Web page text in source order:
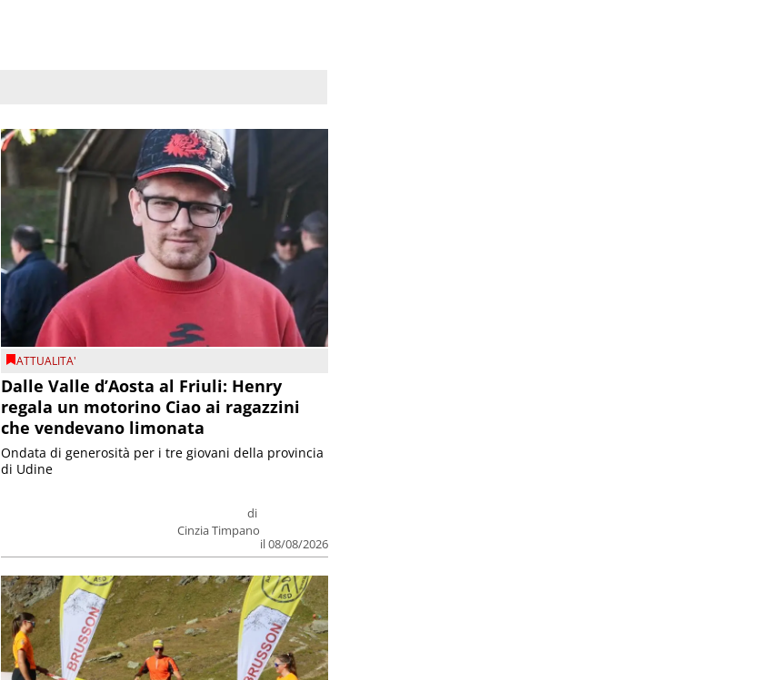
ATTUALITA'
Dalle Valle d’Aosta al Friuli: Henry
regala un motorino Ciao ai ragazzini
che vendevano limonata
di
Cinzia Timpano
il 08/08/2026
Ondata di generosità per i tre giovani della provincia
di Udine